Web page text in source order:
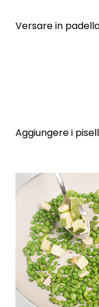
Versare in
Aggiungere i